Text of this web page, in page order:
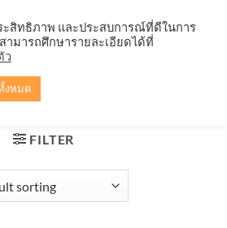
FILTER
ะสิทธิภาพ และประสบการณ์ที่ดีในการ
มารถศึกษารายละเอียดได้ที่
ว
งหมด